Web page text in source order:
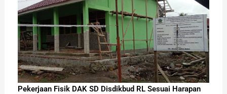
Pekerjaan Fisik DAK SD Disdikbud RL Sesuai Harapan